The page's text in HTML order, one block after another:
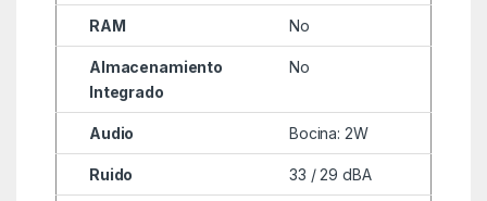
RAM No
Almacenamiento
Integrado
No
Audio Bocina: 2W
Ruido 33 / 29 dBA